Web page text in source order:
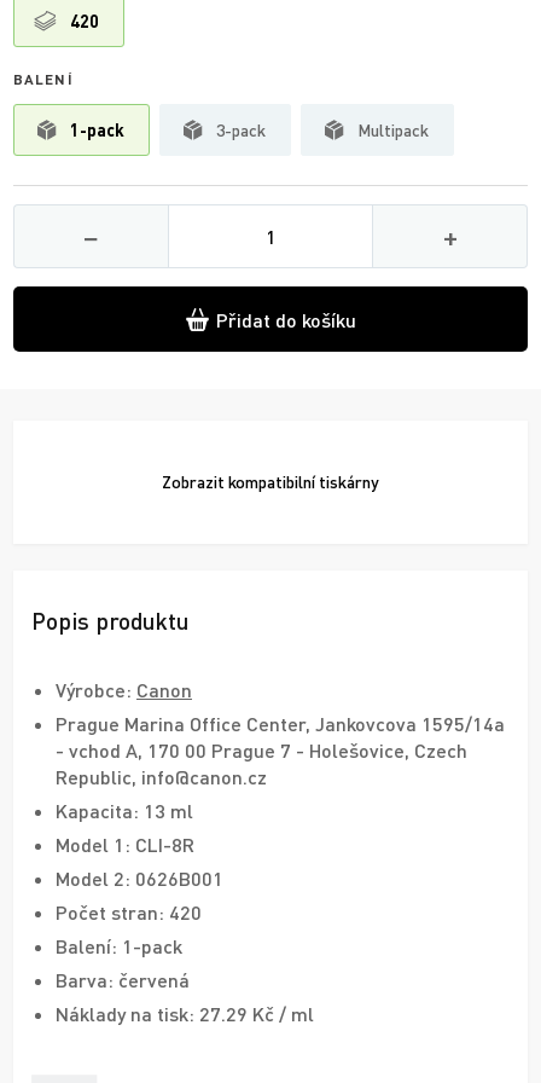
420
BALENÍ
1-pack 3-pack Multipack
−
Množství
+
Přidat do košíku
Zobrazit kompatibilní tiskárny
Popis produktu
Výrobce: Canon
Prague Marina Office Center, Jankovcova 1595/14a
- vchod A, 170 00 Prague 7 - Holešovice, Czech
Republic, info@canon.cz
Kapacita: 13 ml
Model 1: CLI-8R
Model 2: 0626B001
Počet stran: 420
Balení: 1-pack
Barva: červená
Náklady na tisk: 27.29 Kč / ml